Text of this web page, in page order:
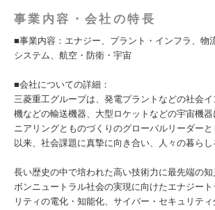
事業内容・会社の特長
■事業内容：エナジー、プラント・インフラ、物
システム、航空・防衛・宇宙
■会社についての詳細：
三菱重工グループは、発電プラントなどの社会
機などの輸送機器、大型ロケットなどの宇宙機
ニアリングとものづくりのグローバルリーダー
以来、社会課題に真摯に向き合い、人々の暮らし
長い歴史の中で培われた高い技術力に最先端の
ボンニュートラル社会の実現に向けたエナジー
リティの電化・知能化、サイバー・セキュリテ